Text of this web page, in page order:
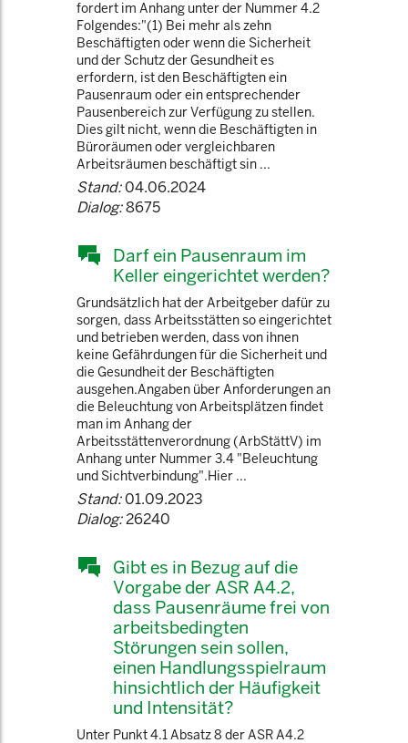
fordert im Anhang unter der Nummer 4.2
Folgendes:"(1) Bei mehr als zehn
Beschäftigten oder wenn die Sicherheit
und der Schutz der Gesundheit es
erfordern, ist den Beschäftigten ein
Pausenraum oder ein entsprechender
Pausenbereich zur Verfügung zu stellen.
Dies gilt nicht, wenn die Beschäftigten in
Büroräumen oder vergleichbaren
Arbeitsräumen beschäftigt sin ...
Stand:04.06.2024
Dialog:8675
Darf ein Pausenraum im
Keller eingerichtet werden?
Grundsätzlich hat der Arbeitgeber dafür zu
sorgen, dass Arbeitsstätten so eingerichtet
und betrieben werden, dass von ihnen
keine Gefährdungen für die Sicherheit und
die Gesundheit der Beschäftigten
ausgehen.Angaben über Anforderungen an
die Beleuchtung von Arbeitsplätzen findet
man im Anhang der
Arbeitsstättenverordnung (ArbStättV) im
Anhang unter Nummer 3.4 "Beleuchtung
und Sichtverbindung".Hier ...
Stand:01.09.2023
Dialog:26240
Gibt es in Bezug auf die
Vorgabe der ASR A4.2,
dass Pausenräume frei von
arbeitsbedingten
Störungen sein sollen,
einen Handlungsspielraum
hinsichtlich der Häufigkeit
und Intensität?
Unter Punkt 4.1 Absatz 8 der ASR A4.2